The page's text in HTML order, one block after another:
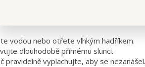
vodou nebo otřete vlhkým hadříkem.
dlouhodobě přímému slunci.
pravidelně vyplachujte, aby se nezanášel.